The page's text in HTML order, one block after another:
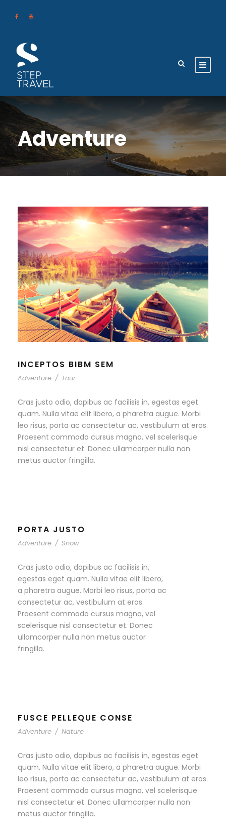
Adventure
INCEPTOS BIBM SEM
Adventure / Tour
Cras justo odio, dapibus ac facilisis in, egestas eget
quam. Nulla vitae elit libero, a pharetra augue. Morbi
leo risus, porta ac consectetur ac, vestibulum at eros.
Praesent commodo cursus magna, vel scelerisque
nisl consectetur et. Donec ullamcorper nulla non
metus auctor fringilla.
PORTA JUSTO
Adventure / Snow
Cras justo odio, dapibus ac facilisis in,
egestas eget quam. Nulla vitae elit libero,
a pharetra augue. Morbi leo risus, porta ac
consectetur ac, vestibulum at eros.
Praesent commodo cursus magna, vel
scelerisque nisl consectetur et. Donec
ullamcorper nulla non metus auctor
fringilla.
FUSCE PELLEQUE CONSE
Adventure / Nature
Cras justo odio, dapibus ac facilisis in, egestas eget
quam. Nulla vitae elit libero, a pharetra augue. Morbi
leo risus, porta ac consectetur ac, vestibulum at eros.
Praesent commodo cursus magna, vel scelerisque
nisl consectetur et. Donec ullamcorper nulla non
metus auctor fringilla.